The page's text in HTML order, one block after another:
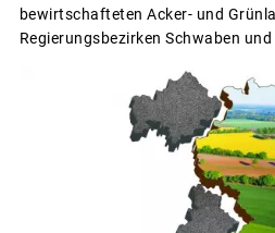
bewirtschafteten Acker- und
Regierungsbezirken Schwaben